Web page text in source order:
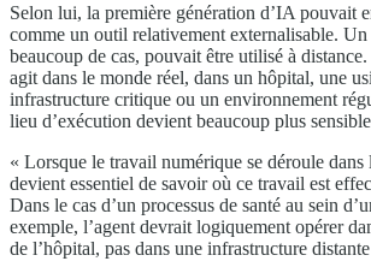
Selon lui, la première génération d’IA pouvait
comme un outil relativement externalisable. Un
beaucoup de cas, pouvait être utilisé à
agit dans le monde réel, dans un hôpital, une
infrastructure critique ou un environnement
lieu d’exécution devient beaucoup plus
« Lorsque le travail numérique se déroule dans
devient essentiel de savoir où ce travail est
Dans le cas d’un processus de santé au sein
exemple, l’agent devrait logiquement opérer
de l’hôpital, pas dans une infrastructure